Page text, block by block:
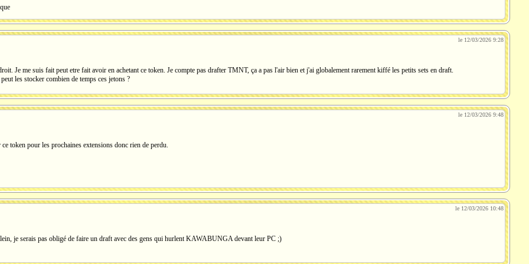
le 12/03/2026 9:28
Je me suis fait peut etre fait avoir en achetant ce token. Je compte pas drafter TMNT, ça a pas l'air bien et j'ai globalement rarement kiffé les petits sets en draft.
les stocker combien de temps ces jetons ?
le 12/03/2026 9:48
token pour les prochaines extensions donc rien de perdu.
le 12/03/2026 10:48
je serais pas obligé de faire un draft avec des gens qui hurlent KAWABUNGA devant leur PC ;)